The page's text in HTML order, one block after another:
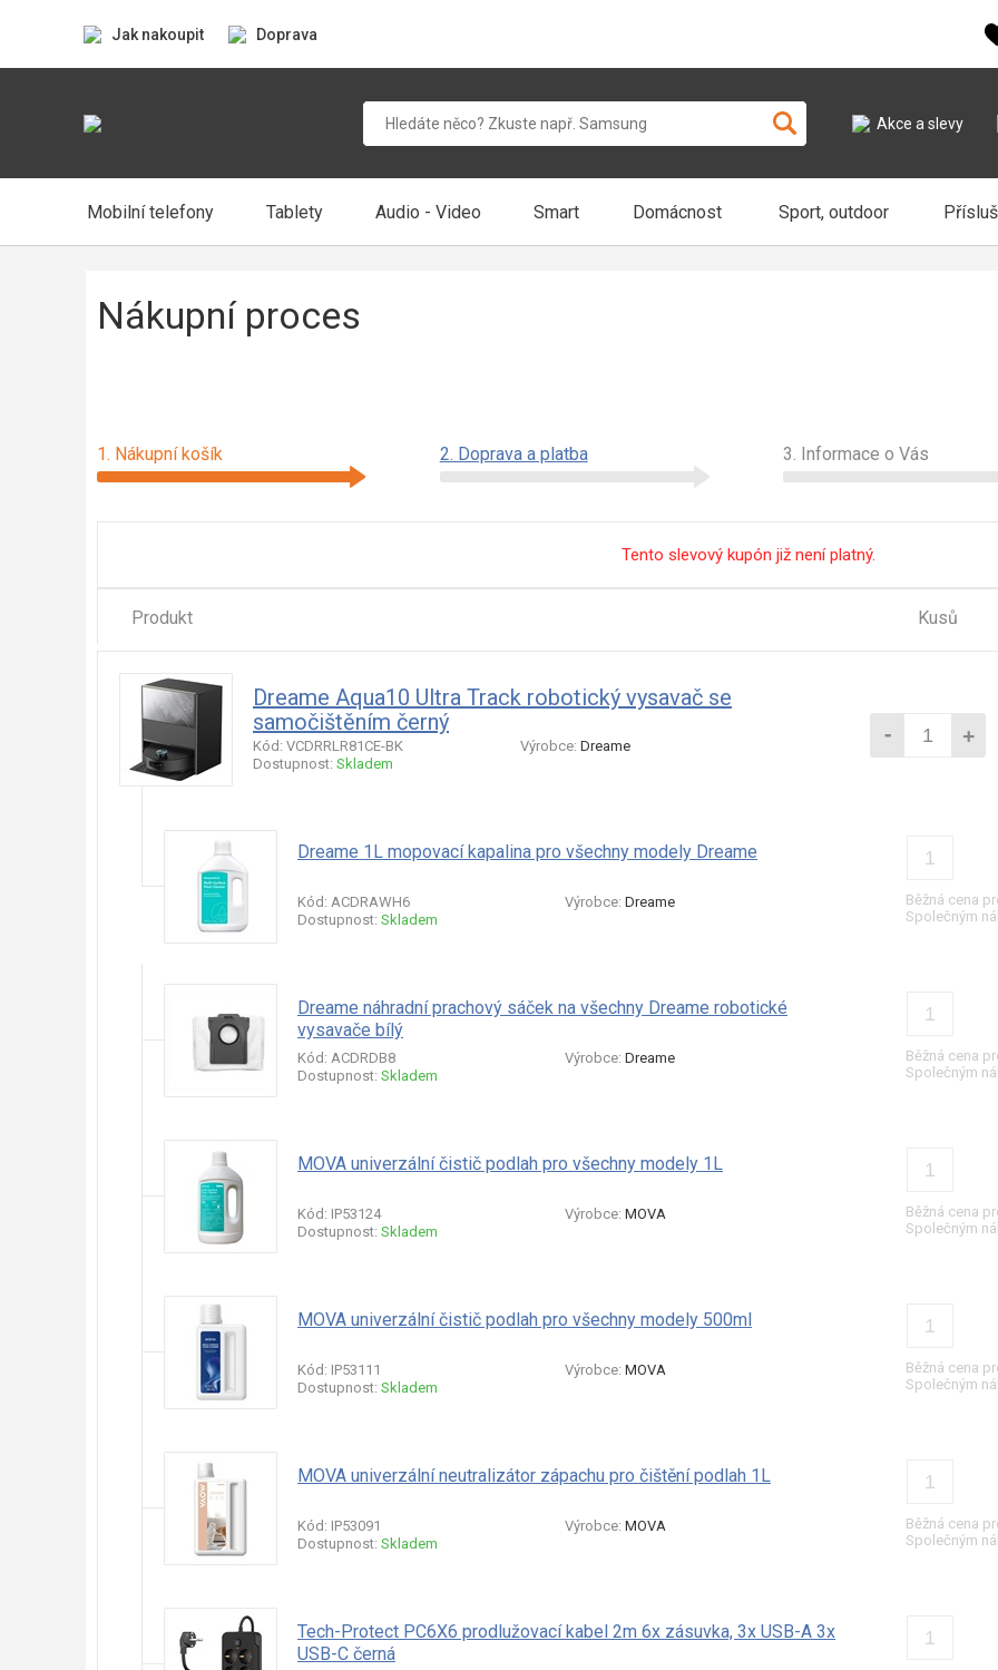
Jak nakoupit Doprava
Akce a slevy
Mobilní telefony Tablety Audio - Video Smart Domácnost Sport, outdoor
Nákupní proces
1. Nákupní košík 2. Doprava a platba 3. Informace o Vás
Tento slevový kupón již není platný.
Produkt Kusů
Dreame Aqua10 Ultra Track robotický vysavač se
samočištěním černý
Kód: VCDRRLR81CE-BK Výrobce: Dreame
Dostupnost: Skladem
- +
Dreame 1L mopovací kapalina pro všechny modely Dreame
Kód: ACDRAWH6 Výrobce: Dreame
Dostupnost: Skladem
Běžná cena
Společným
Dreame náhradní prachový sáček na všechny Dreame robotické
vysavače bílý
Kód: ACDRDB8 Výrobce: Dreame
Dostupnost: Skladem
Běžná cena
Společným
MOVA univerzální čistič podlah pro všechny modely 1L
Kód: IP53124 Výrobce: MOVA
Dostupnost: Skladem
Běžná cena
Společným
MOVA univerzální čistič podlah pro všechny modely 500ml
Kód: IP53111 Výrobce: MOVA
Dostupnost: Skladem
Běžná cena
Společným
MOVA univerzální neutralizátor zápachu pro čištění podlah 1L
Kód: IP53091 Výrobce: MOVA
Dostupnost: Skladem
Běžná cena
Společným
Tech-Protect PC6X6 prodlužovací kabel 2m 6x zásuvka, 3x USB-A 3x
USB-C černá